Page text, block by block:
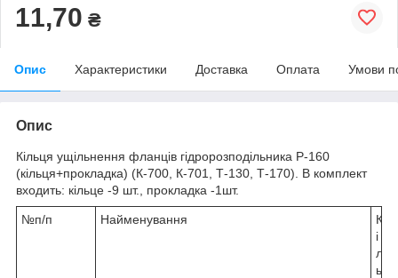
11,70 ₴
Опис Характеристики Доставка Оплата Умови
Опис
Кільця ущільнення фланців гідророзподільника Р-160
(кільця+прокладка) (К-700, К-701, Т-130, Т-170). В комплект
входить: кільце -9 шт., прокладка -1шт.
№п/п Найменування
К
і
л
ь